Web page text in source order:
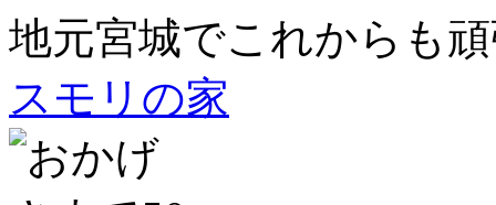
地元宮城でこれからも
スモリの家